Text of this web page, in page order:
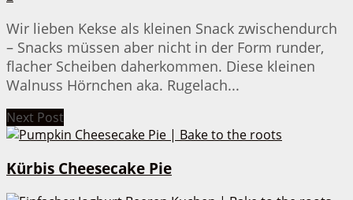
Wir lieben Kekse als kleinen Snack zwischendurch
– Snacks müssen aber nicht in der Form runder,
flacher Scheiben daherkommen. Diese kleinen
Walnuss Hörnchen aka. Rugelach...
Next Post
Kürbis Cheesecake Pie